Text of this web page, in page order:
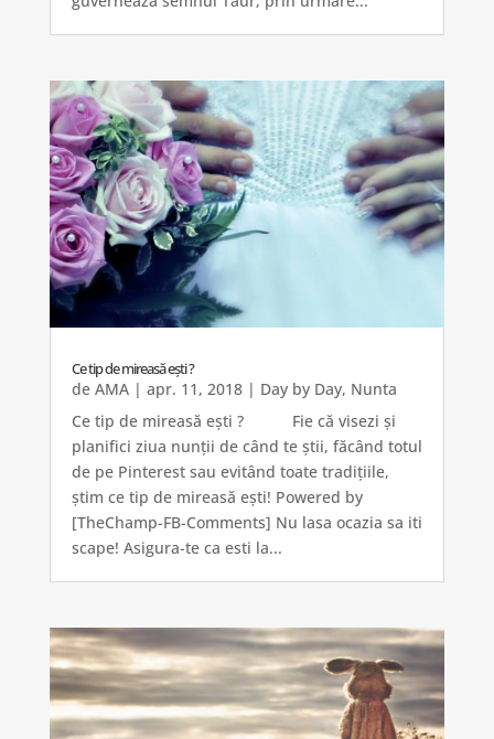
Ce tip de mireasă ești ?
de AMA| apr. 11, 2018| Day by Day, Nunta
Ce tip de mireasă ești ? Fie că visezi și
planifici ziua nunții de când te știi, făcând totul
de pe Pinterest sau evitând toate tradițiile,
știm ce tip de mireasă ești! Powered by
[TheChamp-FB-Comments] Nu lasa ocazia sa iti
scape! Asigura-te ca esti la...